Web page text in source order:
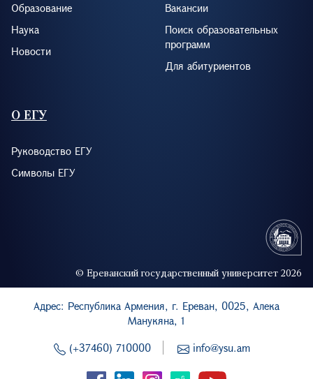
Образование
Наука
Новости
Вакансии
Поиск образовательных
программ
Для абитуриентов
О ЕГУ
Руководство ЕГУ
Символы ЕГУ
© Ереванский государственный университет 2026
Адрес: Республика Армения, г. Ереван, 0025, Алека
Манукяна, 1
(+37460) 710000
info@ysu.am